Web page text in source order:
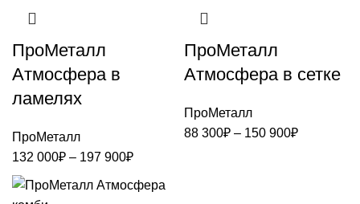
ПроМеталл
Атмосфера в
ламелях
ПроМеталл
132 000₽ – 197 900₽Диапазон
132
ПроМеталл
Атмосфера в сетке
ПроМеталл
88 300₽ – 150 900₽Диапазон